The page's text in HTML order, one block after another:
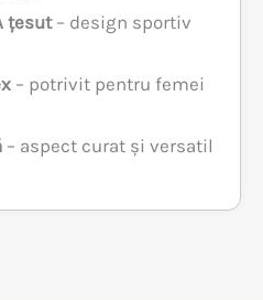
țesut– design sportiv
– potrivit pentru femei
– aspect curat și versatil